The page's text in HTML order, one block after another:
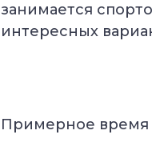
занимается
интересных
Примерное время